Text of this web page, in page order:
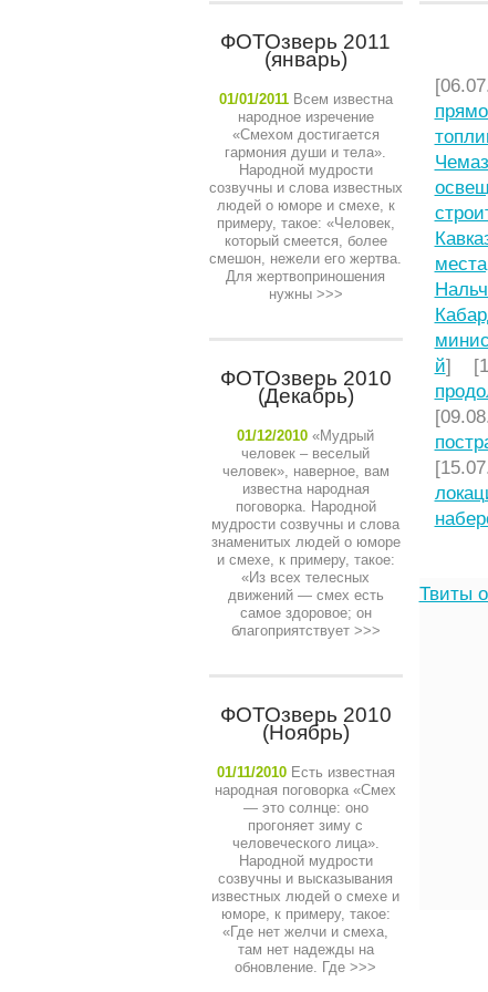
ФОТОзверь 2011
(январь)
01/01/2011 Всем известна
народное изречение
«Смехом достигается
гармония души и тела».
Народной мудрости
созвучны и слова известных
людей о юморе и смехе, к
примеру, такое: «Человек,
который смеется, более
смешон, нежели его жертва.
Для жертвоприношения
нужны>>>
ФОТОзверь 2010
(Декабрь)
01/12/2010 «Мудрый
человек – веселый
человек», наверное, вам
известна народная
поговорка. Народной
мудрости созвучны и слова
знаменитых людей о юморе
и смехе, к примеру, такое:
«Из всех телесных
движений — смех есть
самое здоровое; он
благоприятствует>>>
ФОТОзверь 2010
(Ноябрь)
01/11/2010 Есть известная
народная поговорка «Смех
— это солнце: оно
прогоняет зиму с
человеческого лица».
Народной мудрости
созвучны и высказывания
известных людей о смехе и
юморе, к примеру, такое:
«Где нет желчи и смеха,
там нет надежды на
обновление. Где >>>
й]
Твиты